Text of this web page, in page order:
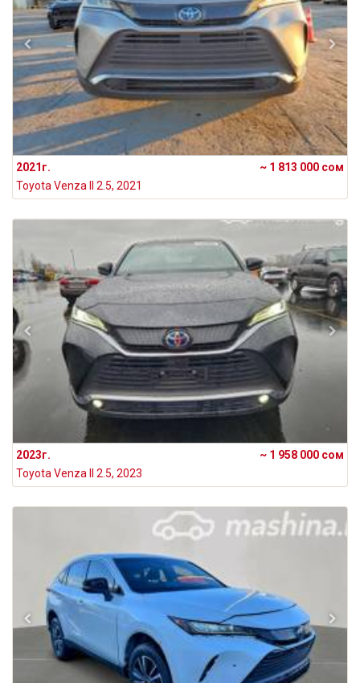
2021г.
~ 1 813 000 сом
Toyota Venza II 2.5, 2021
2023г.
~ 1 958 000 сом
Toyota Venza II 2.5, 2023